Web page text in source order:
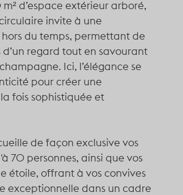
m² d’espace extérieur arboré,
invite à une
du temps, permettant de
regard tout en savourant
Ici, l’élégance se
pour créer une
fois sophistiquée et
de façon exclusive vos
70 personnes, ainsi que vos
étoile, offrant à vos convives
exceptionnelle dans un cadre